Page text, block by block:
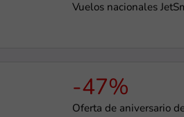
Vuelos nacionales
-47%
Oferta de aniversario